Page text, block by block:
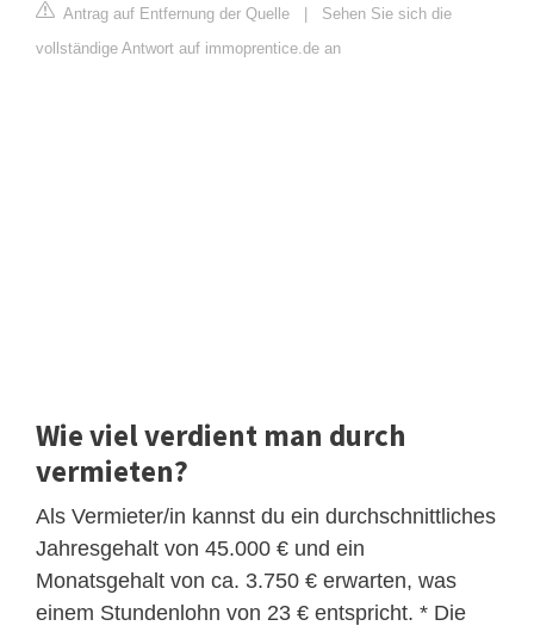
Antrag auf Entfernung der Quelle
Sehen Sie sich die
vollständige Antwort auf immoprentice.de an
Wie viel verdient man durch
vermieten?
Als Vermieter/in kannst du ein durchschnittliches
Jahresgehalt von 45.000 € und ein
Monatsgehalt von ca. 3.750 € erwarten, was
einem Stundenlohn von 23 € entspricht. * Die